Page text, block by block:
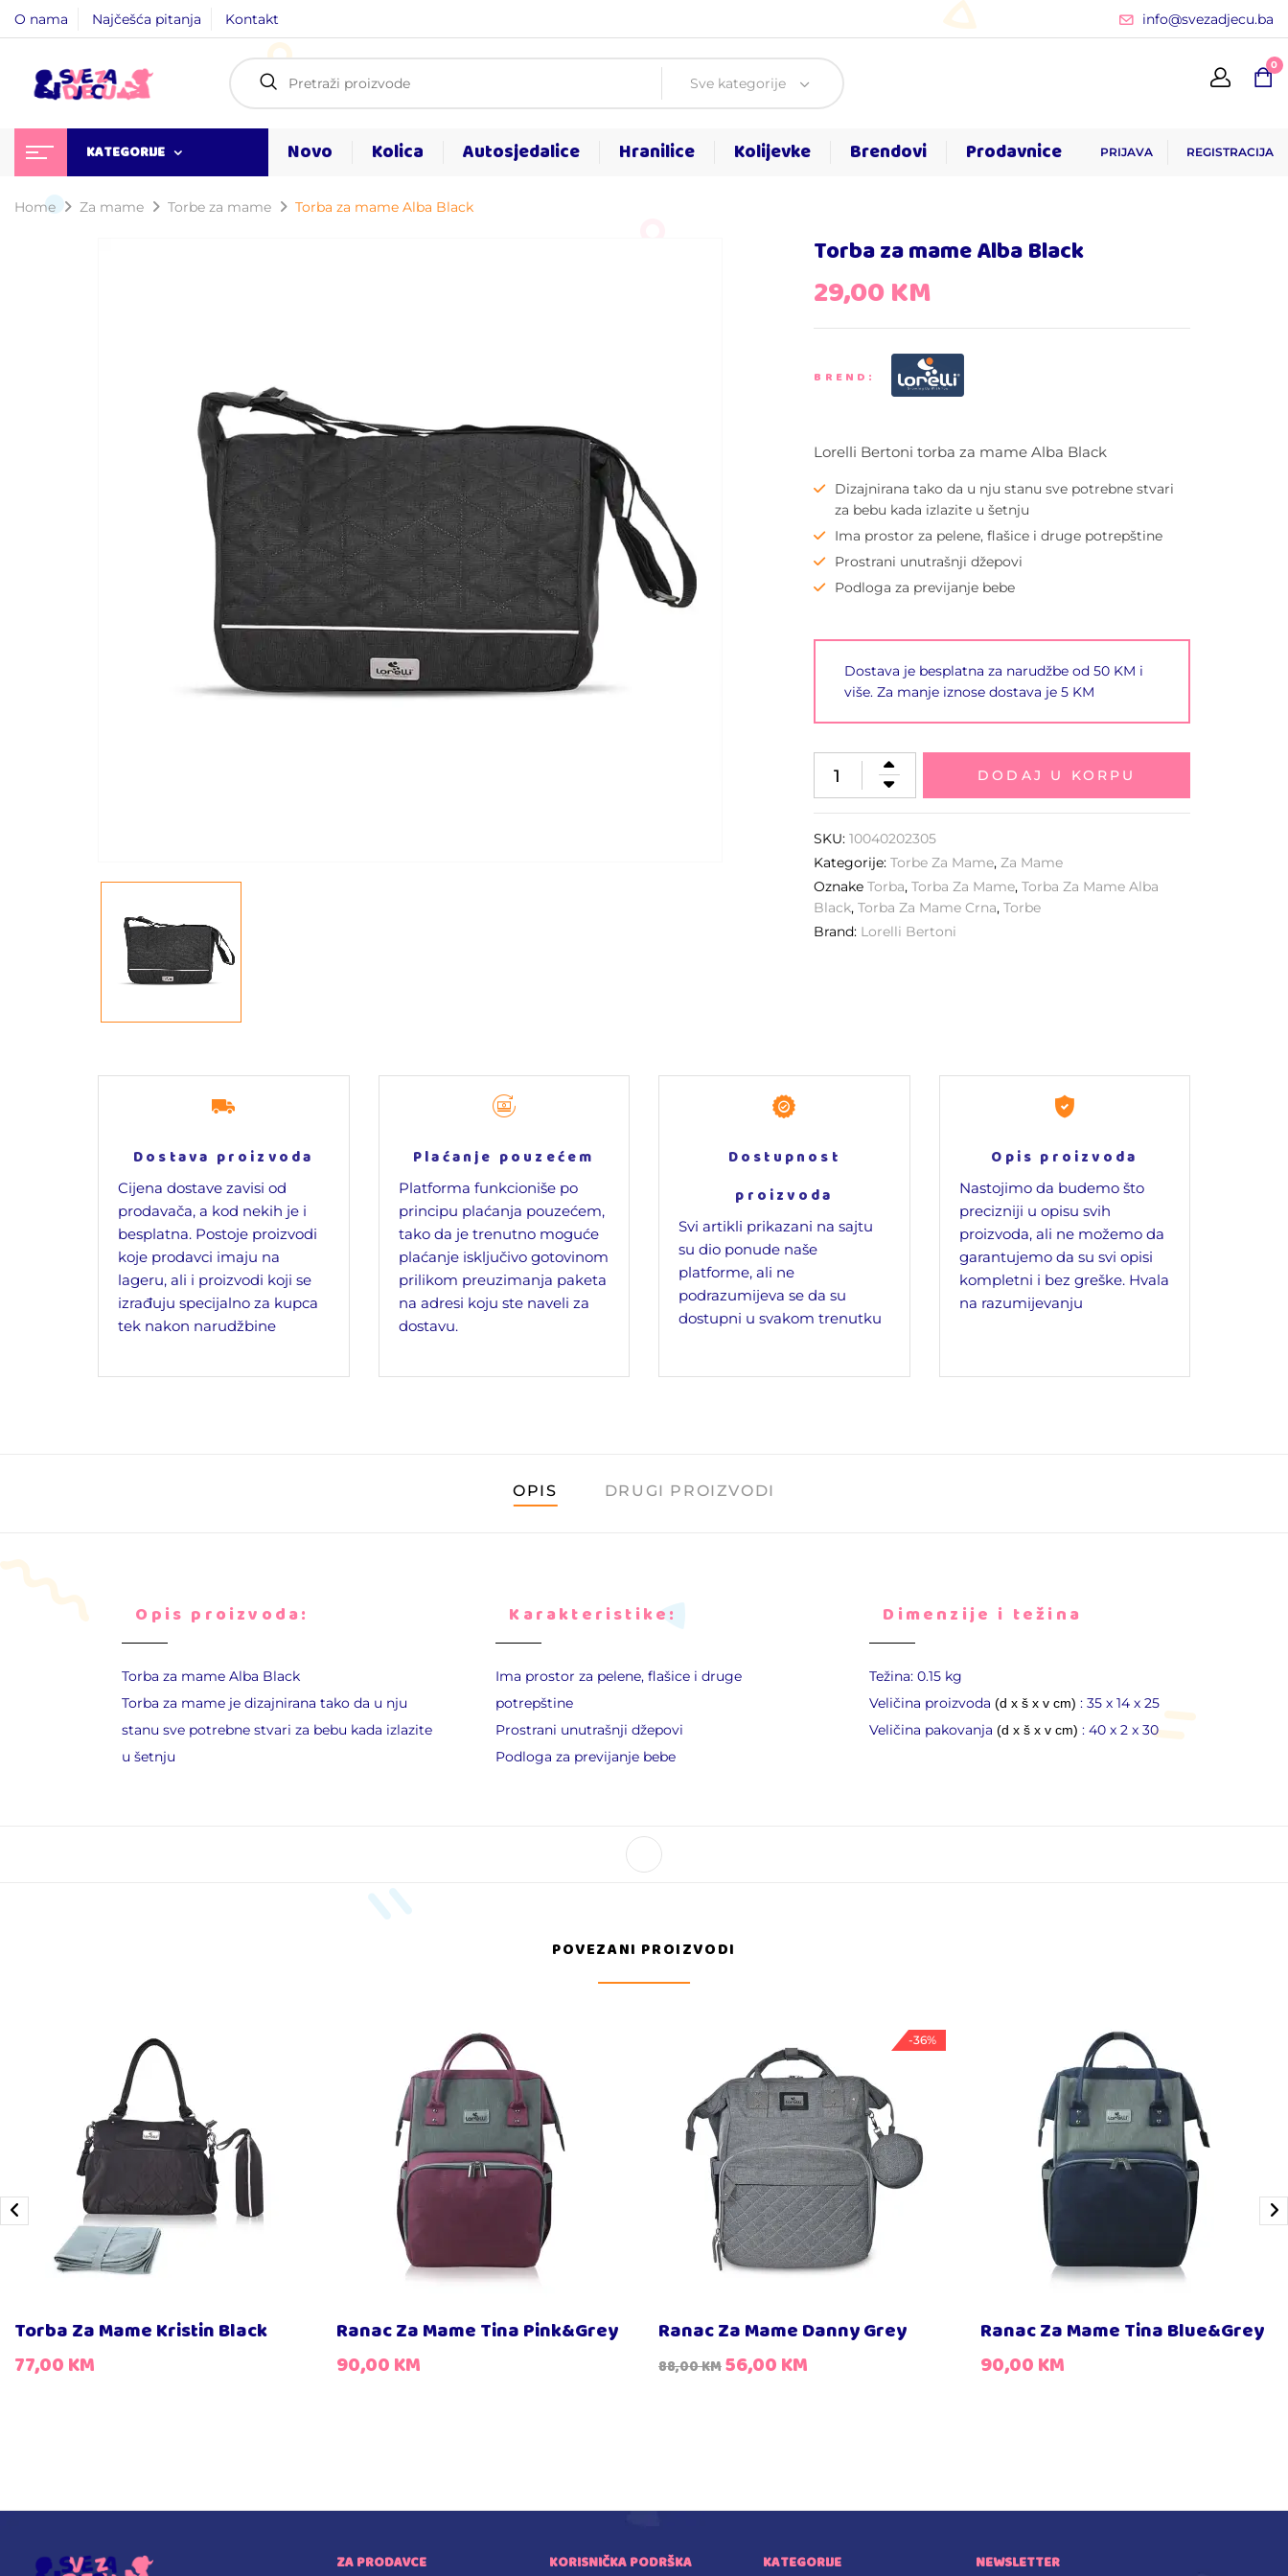
O nama Najčešća pitanja Kontakt info@svezadjecu.ba
Sve kategorije
0
KATEGORIJE Novo Kolica Autosjedalice Hranilice Kolijevke Brendovi Prodavnice PRIJAVA REGISTRACIJA
Home Za mame Torbe za mame Torba za mame Alba Black
Torba za mame Alba Black
29,00KM
BREND:
Lorelli Bertoni torba za mame Alba Black
Dizajnirana tako da u nju stanu sve potrebne stvari
za bebu kada izlazite u šetnju
Ima prostor za pelene, flašice i druge potrepštine
Prostrani unutrašnji džepovi
Podloga za previjanje bebe
Dostava je besplatna za narudžbe od 50 KM i
više. Za manje iznose dostava je 5 KM
DODAJ U KORPU
SKU:10040202305
Kategorije:Torbe Za Mame,Za Mame
OznakeTorba,Torba Za Mame,Torba Za Mame Alba
Black,Torba Za Mame Crna,Torbe
Brand: Lorelli Bertoni
Dostava proizvoda
Cijena dostave zavisi od
prodavača, a kod nekih je i
besplatna. Postoje proizvodi
koje prodavci imaju na
lageru, ali i proizvodi koji se
izrađuju specijalno za kupca
tek nakon narudžbine
Plaćanje pouzećem
Platforma funkcioniše po
principu plaćanja pouzećem,
tako da je trenutno moguće
plaćanje isključivo gotovinom
prilikom preuzimanja paketa
na adresi koju ste naveli za
dostavu.
Dostupnost
proizvoda
Svi artikli prikazani na sajtu
su dio ponude naše
platforme, ali ne
podrazumijeva se da su
dostupni u svakom trenutku
Opis proizvoda
Nastojimo da budemo što
precizniji u opisu svih
proizvoda, ali ne možemo da
garantujemo da su svi opisi
kompletni i bez greške. Hvala
na razumijevanju
OPIS DRUGI PROIZVODI
Opis proizvoda:
Torba za mame Alba Black
Torba za mame je dizajnirana tako da u nju
stanu sve potrebne stvari za bebu kada izlazite
u šetnju
Karakteristike:
Ima prostor za pelene, flašice i druge
potrepštine
Prostrani unutrašnji džepovi
Podloga za previjanje bebe
Dimenzije i težina
Težina: 0.15 kg
Veličina proizvoda (d x š x v cm) : 35 х 14 х 25
Veličina pakovanja (d x š x v cm) : 40 x 2 x 30
POVEZANI PROIZVODI
Torba Za Mame Kristin Black
77,00KM
Ranac Za Mame Tina Pink&Grey
90,00KM
-36%
Ranac Za Mame Danny Grey
88,00KM56,00KM
Ranac Za Mame Tina Blue&Grey
90,00KM
ZA PRODAVCE KORISNIČKA PODRŠKA KATEGORIJE NEWSLETTER